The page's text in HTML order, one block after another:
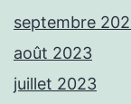
septembre
août 2023
juillet 2023